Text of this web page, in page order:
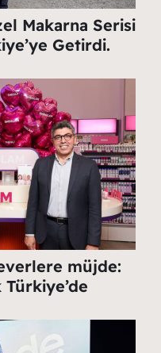
Makarna Serisi
Getirdi.
müjde:
Türkiye’de